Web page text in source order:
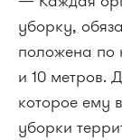
уборку,
положена по
и 10 метров.
которое ему
уборки